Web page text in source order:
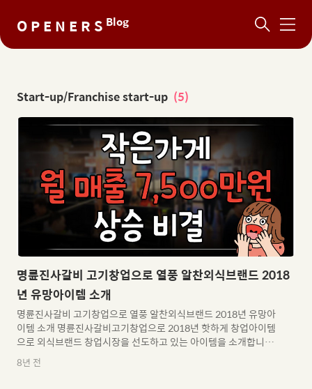
O P E N E R S Blog 메
Start-up/Franchise start-up (5)
명륜진사갈비 고기창업으로 열풍 알찬외식브랜드 2018
년 유망아이템 소개
명륜진사갈비 고기창업으로 열풍 알찬외식브랜드 2018년 유망아
이템 소개 명륜진사갈비고기창업으로 2018년 핫하게 창업아이템
으로 외식브랜드 창업시장을 선도하고 있는 아이템을 소개합니다.
1층 35평 테이블수 17개의 작은 매장에서월매출 7,500만원 이상
상승한 고깃집이 바로 명륜진사갈비 인데요~ 매출상승 의 비결을
8년 전